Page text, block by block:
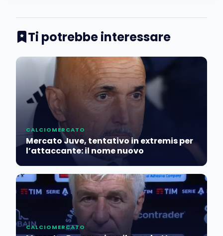
Ti potrebbe interessare
CALCIOMERCATO
Mercato Juve, tentativo in extremis per
l’attaccante: il nome nuovo
CALCIOMERCATO